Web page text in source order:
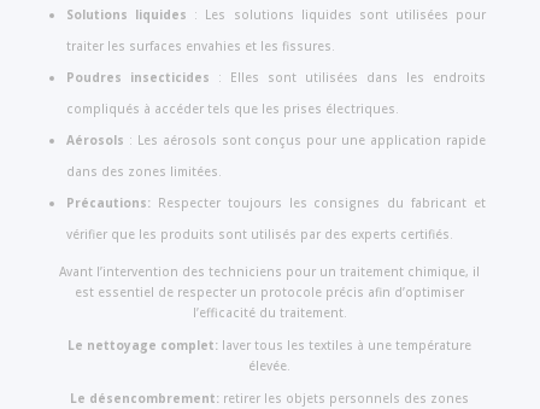
Solutions liquides : Les solutions liquides sont utilisées pour
traiter les surfaces envahies et les fissures.
Poudres insecticides : Elles sont utilisées dans les endroits
compliqués à accéder tels que les prises électriques.
Aérosols : Les aérosols sont conçus pour une application rapide
dans des zones limitées.
Précautions:Respecter toujours les consignes du fabricant et
vérifier que les produits sont utilisés par des experts certifiés.
Avant l’intervention des techniciens pour un traitement chimique, il
est essentiel de respecter un protocole précis afin d’optimiser
l’efficacité du traitement.
Le nettoyage complet: laver tous les textiles à une température
élevée.
Le désencombrement: retirer les objets personnels des zones